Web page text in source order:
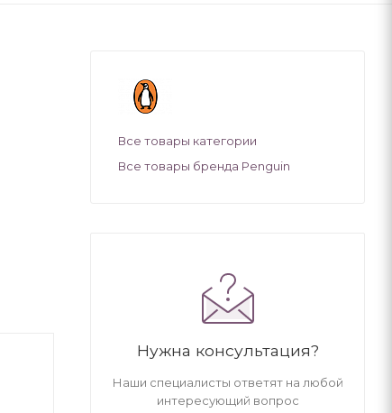
Все товары категории
Все товары бренда Penguin
Нужна консультация?
Наши специалисты ответят на любой
интересующий вопрос